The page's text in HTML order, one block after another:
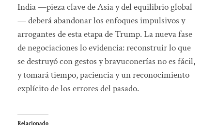
India —pieza clave de Asia y del equilibrio global
— deberá abandonar los enfoques impulsivos y
arrogantes de esta etapa de Trump. La nueva fase
de negociaciones lo evidencia: reconstruir lo que
se destruyó con gestos y bravuconerías no es fácil,
y tomará tiempo, paciencia y un reconocimiento
explícito de los errores del pasado.
Relacionado